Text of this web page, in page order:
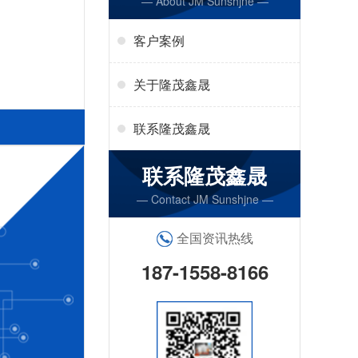
客户案例
关于隆茂鑫晟
联系隆茂鑫晟
联系隆茂鑫晟
— Contact JM Sunshjne —
全国资讯热线
187-1558-8166